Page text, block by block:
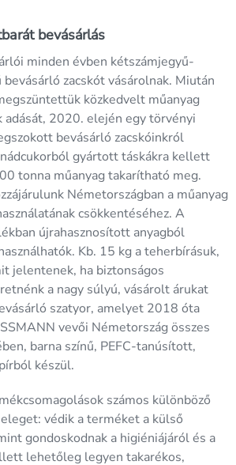
bevásárlás
minden évben kétszámjegyű-
zacskót vásárolnak. Miután
közkedvelt műanyag
adását, 2020. elején egy törvényi
bevásárló zacskóinkról
gyártott táskákra kellett
tonna műanyag takarítható meg.
Németországban a műanyag
csökkentéséhez. A
újrahasznosított anyagból
Kb. 15 kg a teherbírásuk,
jelentenek, ha biztonságos
a nagy súlyú, vásárolt árukat
szatyor, amelyet 2018 óta
vevői Németország összes
barna színű, PEFC-tanúsított,
készül.
számos különböző
védik a terméket a külső
gondoskodnak a higiéniájáról és a
lehetőleg legyen takarékos,